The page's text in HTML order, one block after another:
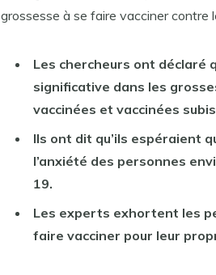
grossesse à se faire vacciner contre
Les chercheurs ont déclaré
significative dans les
vaccinées et vaccinées
Ils ont dit qu’ils espéraient
l’anxiété des personnes
19.
Les experts exhortent les
faire vacciner pour leur